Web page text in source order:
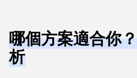
哪個方案適合你
析